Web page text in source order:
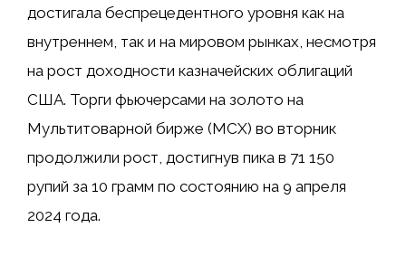
достигала беспрецедентного уровня как на
внутреннем, так и на мировом рынках, несмотря
на рост доходности казначейских облигаций
США. Торги фьючерсами на золото на
Мультитоварной бирже (MCX) во вторник
продолжили рост, достигнув пика в 71 150
рупий за 10 грамм по состоянию на 9 апреля
2024 года.